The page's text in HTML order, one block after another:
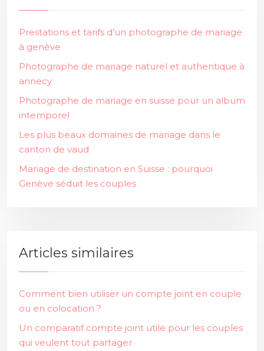
Prestations et tarifs d’un photographe de mariage
à genève
Photographe de mariage naturel et authentique à
annecy
Photographe de mariage en suisse pour un album
intemporel
Les plus beaux domaines de mariage dans le
canton de vaud
Mariage de destination en Suisse : pourquoi
Genève séduit les couples
Articles similaires
Comment bien utiliser un compte joint en couple
ou en colocation ?
Un comparatif compte joint utile pour les couples
qui veulent tout partager